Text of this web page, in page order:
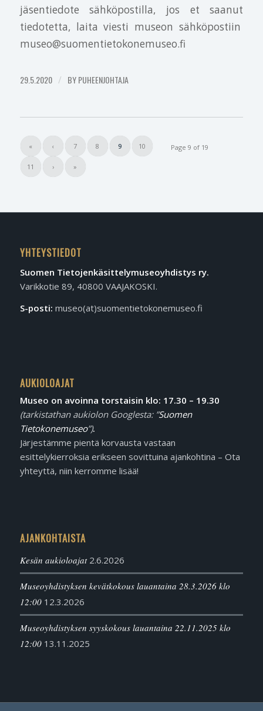
jäsentiedote sähköpostilla, jos et saanut
tiedotetta, laita viesti museon sähköpostiin
museo@suomentietokonemuseo.fi
29.5.2020 / BYPUHEENJOHTAJA
Page 9 of 19
« ‹ 7 8 9 10
11 › »
YHTEYSTIEDOT
Suomen Tietojen­käsittely­museo­yhdistys ry.
Varikkotie 89, 40800 VAAJAKOSKI.
S-posti: museo(at)suomentietokonemuseo.fi
AUKIOLOAJAT
Museo on avoinna torstaisin klo: 17.30 – 19.30
(tarkistathan aukiolon Googlesta: ”Suomen
Tietokonemuseo”).
Järjestämme pientä korvausta vastaan
esittelykierroksia erikseen sovittuina ajankohtina – Ota
yhteyttä, niin kerromme lisää!
AJANKOHTAISTA
Kesän aukioloajat 2.6.2026
Museoyhdistyksen kevätkokous lauantaina 28.3.2026 klo
12:00 12.3.2026
Museoyhdistyksen syyskokous lauantaina 22.11.2025 klo
12:00 13.11.2025